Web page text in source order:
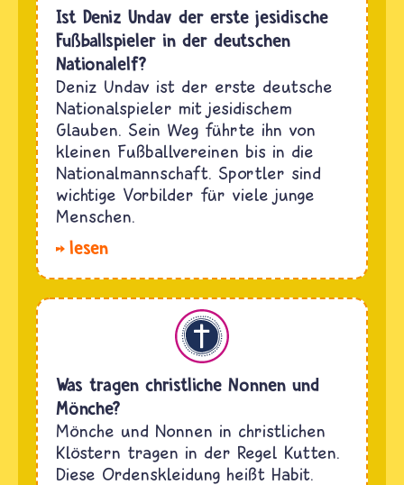
Ist Deniz Undav der erste jesidische
Fußballspieler in der deutschen
Nationalelf?
Deniz Undav ist der erste deutsche
Nationalspieler mit jesidischem
Glauben. Sein Weg führte ihn von
kleinen Fußballvereinen bis in die
Nationalmannschaft. Sportler sind
wichtige Vorbilder für viele junge
Menschen.
lesen
Christentum
Was tragen christliche Nonnen und
Mönche?
Mönche und Nonnen in christlichen
Klöstern tragen in der Regel Kutten.
Diese Ordenskleidung heißt Habit.